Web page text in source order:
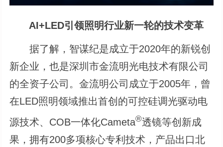
AI+LED引领照明行业新一轮的技术变革
据了解，智谋纪是成立于2020年的新锐创
新企业，也是深圳市金流明光电技术有限公司
的全资子公司。金流明公司成立于2005年，曾
在LED照明领域推出首创的可控硅调光驱动电
源技术、COB一体化Cameta®透镜等创新成
果，拥有200多项核心专利技术，产品出口北